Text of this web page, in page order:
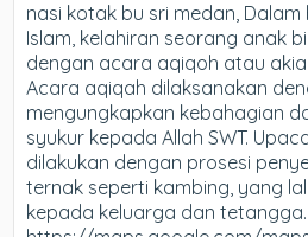
nasi kotak bu sri medan,
Islam, kelahiran seorang anak
dengan acara aqiqoh atau
Acara aqiqah dilaksanakan
mengungkapkan kebahagian
syukur kepada Allah SWT.
dilakukan dengan prosesi
ternak seperti kambing, yang
kepada keluarga dan tetangga.